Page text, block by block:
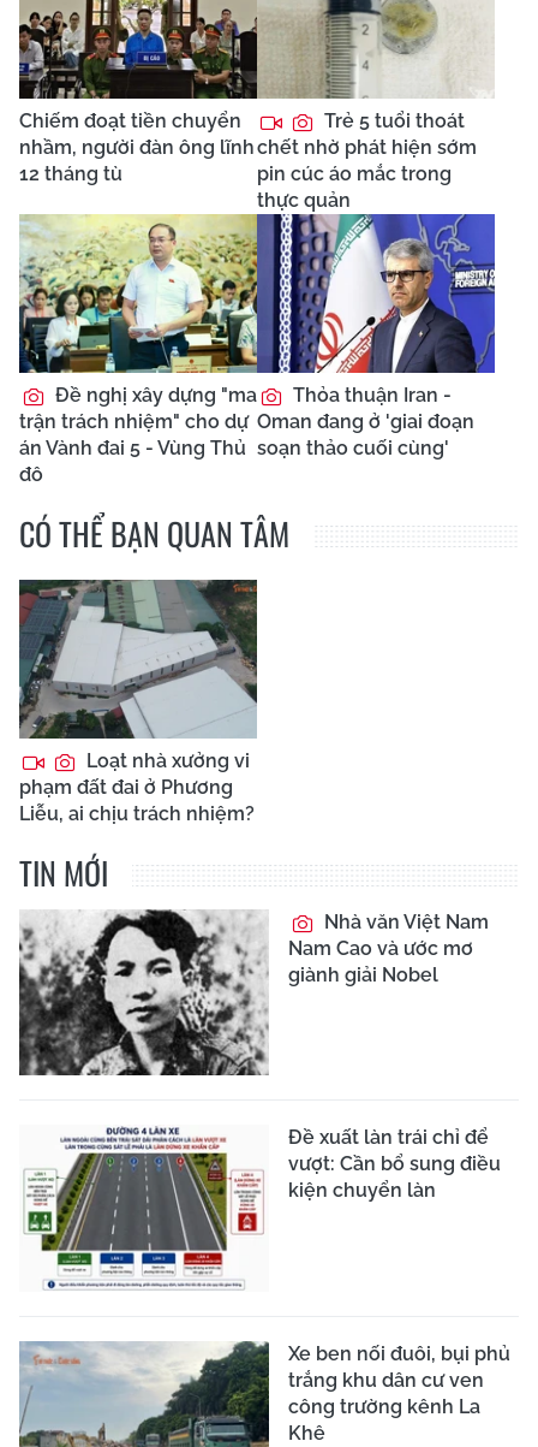
Chiếm đoạt tiền chuyển
nhầm, người đàn ông lĩnh
12 tháng tù
Trẻ 5 tuổi thoát
chết nhờ phát hiện sớm
pin cúc áo mắc trong
thực quản
Đề nghị xây dựng "ma
trận trách nhiệm" cho dự
án Vành đai 5 - Vùng Thủ
đô
Thỏa thuận Iran -
Oman đang ở 'giai đoạn
soạn thảo cuối cùng'
CÓ THỂ BẠN QUAN TÂM
Loạt nhà xưởng vi
phạm đất đai ở Phương
Liễu, ai chịu trách nhiệm?
TIN MỚI
Nhà văn Việt Nam
Nam Cao và ước mơ
giành giải Nobel
Đề xuất làn trái chỉ để
vượt: Cần bổ sung điều
kiện chuyển làn
Xe ben nối đuôi, bụi phủ
trắng khu dân cư ven
công trường kênh La
Khê